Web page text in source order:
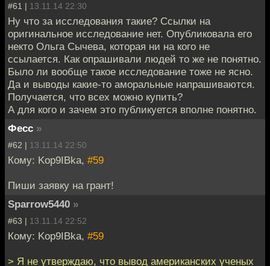
#61 | 13.11.14 22:30
Ну что за исследования такие? Ссылки на
оригинальное исследование нет. Опубликовала его
некто Ольга Сычева, которая ни на кого не
ссылается. Как опрашивали людей то же не понятно.
Было ли вообще такое исследование тоже не ясно.
Да и выводы какие-то аморальные напрашиваются.
Получается, что всех можно купить?
А для кого и зачем это публикуется вполне понятно.
Фесс »
#62 | 13.11.14 22:50
Кому: Kop9IBka, #59
Пиши заявку на грант!
Sparrow5440 »
#63 | 13.11.14 22:52
Кому: Kop9IBka, #59
> Я не утверждаю, что вывод американских ученых